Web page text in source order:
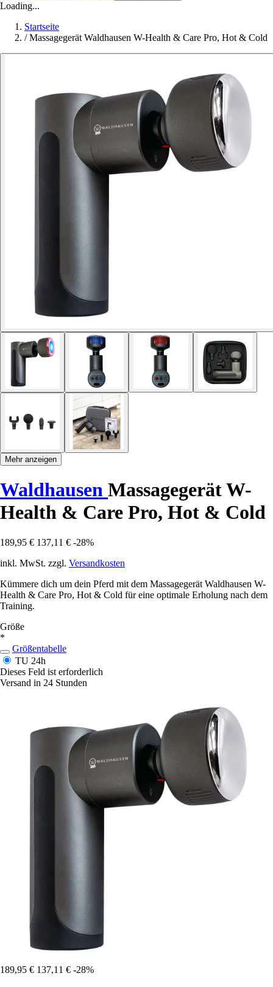
Loading...
Startseite
/ Massagegerät Waldhausen W-Health & Care Pro, Hot & Cold
Mehr anzeigen
Waldhausen Massagegerät W-
Health & Care Pro, Hot & Cold
189,95 € 137,11 € -28%
inkl. MwSt. zzgl. Versandkosten
Kümmere dich um dein Pferd mit dem Massagegerät Waldhausen W-
Health & Care Pro, Hot & Cold für eine optimale Erholung nach dem
Training.
Größe
*
Größentabelle
TU 24h
Dieses Feld ist erforderlich
Versand in 24 Stunden
189,95 € 137,11 € -28%